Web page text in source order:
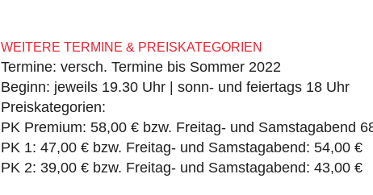
WEITERE TERMINE & PREISKATEGORIEN
Termine: versch. Termine bis Sommer 2022
Beginn: jeweils 19.30 Uhr | sonn- und feiertags 18 Uhr
Preiskategorien:
PK Premium: 58,00 € bzw. Freitag- und Samstagabend
PK 1: 47,00 € bzw. Freitag- und Samstagabend: 54,00 €
PK 2: 39,00 € bzw. Freitag- und Samstagabend: 43,00 €